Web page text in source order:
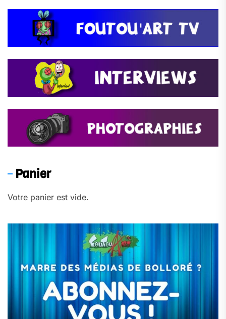
Panier
Votre panier est vide.